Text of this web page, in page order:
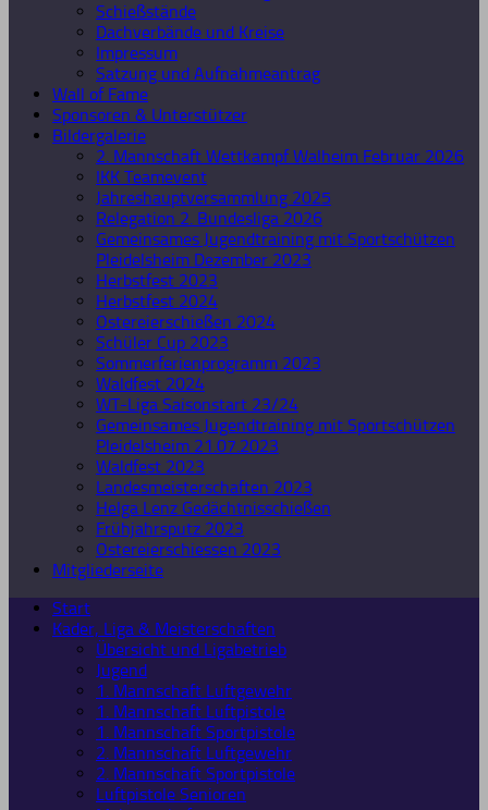
Schießstände
Dachverbände und Kreise
Impressum
Satzung und Aufnahmeantrag
Wall of Fame
Sponsoren & Unterstützer
Bildergalerie
2. Mannschaft Wettkampf Walheim Februar 2026
IKK Teamevent
Jahreshauptversammlung 2025
Relegation 2. Bundesliga 2026
Gemeinsames Jugendtraining mit Sportschützen
Pleidelsheim Dezember 2023
Herbstfest 2023
Herbstfest 2024
Ostereierschießen 2024
Schüler Cup 2023
Sommerferienprogramm 2023
Waldfest 2024
WT-Liga Saisonstart 23/24
Gemeinsames Jugendtraining mit Sportschützen
Pleidelsheim 21.07.2023
Waldfest 2023
Landesmeisterschaften 2023
Helga Lenz Gedächtnisschießen
Frühjahrsputz 2023
Ostereierschiessen 2023
Mitgliederseite
Start
Kader, Liga & Meisterschaften
Übersicht und Ligabetrieb
Jugend
1. Mannschaft Luftgewehr
1. Mannschaft Luftpistole
1. Mannschaft Sportpistole
2. Mannschaft Luftgewehr
2. Mannschaft Sportpistole
Luftpistole Senioren